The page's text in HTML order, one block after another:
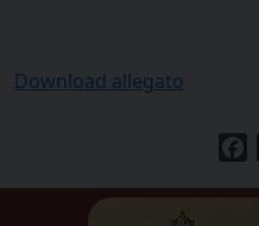
Download allegato